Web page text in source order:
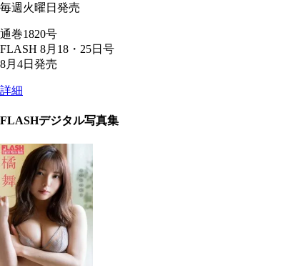
毎週火曜日発売
通巻1820号
FLASH 8月18・25日号
8月4日発売
詳細
FLASHデジタル写真集